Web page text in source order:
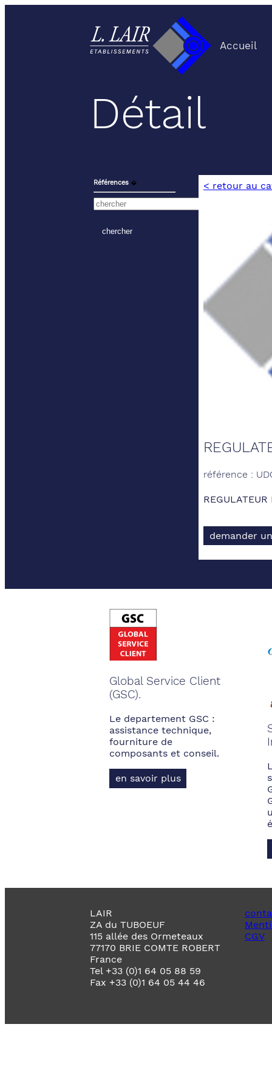
Accueil
Détail
Références ⬙ < retour au
référence :
REGULATEUR
demander
Global Service Client
(GSC).
Le departement GSC :
assistance technique,
fourniture de
composants et conseil.
en savoir plus
LAIR
ZA du TUBOEUF
115 allée des Ormeteaux
77170 BRIE COMTE ROBERT
France
Tel +33 (0)1 64 05 88 59
Fax +33 (0)1 64 05 44 46
CGV